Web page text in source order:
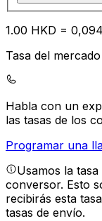
1.00 HKD = 0,
Tasa del
Habla con un
las tasas de los
Programar una
Usamos la
conversor. Esto
recibirás esta
tasas de envío.